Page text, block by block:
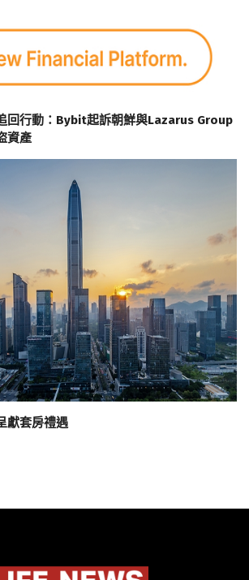
回行動：Bybit起訴朝鮮與Lazarus Group
資產
獻套房禮遇